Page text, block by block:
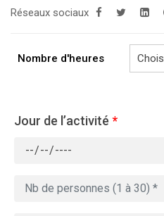
Réseaux sociaux
Nombre d'heures
Jour de l’activité *